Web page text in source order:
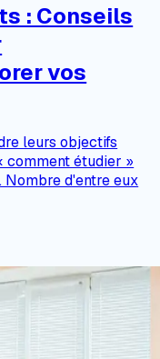
: Conseils
vos
leurs objectifs
comment étudier »
d'entre eux